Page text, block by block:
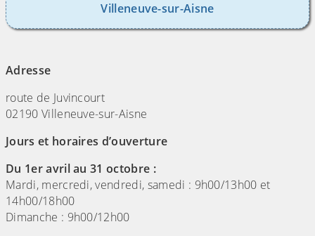
Villeneuve-sur-Aisne
Adresse
route de Juvincourt
02190 Villeneuve-sur-Aisne
Jours et horaires d’ouverture
Du 1er avril au 31 octobre :
Mardi, mercredi, vendredi, samedi : 9h00/13h00 et
14h00/18h00
Dimanche : 9h00/12h00